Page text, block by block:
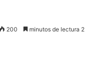
200 minutos de lectura 2